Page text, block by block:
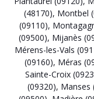
(48170), Montbel
(09110),
(09500), Mijanès
Mérens-les-Vals
(09160), Méras
Sainte-Croix
(09320), Manses